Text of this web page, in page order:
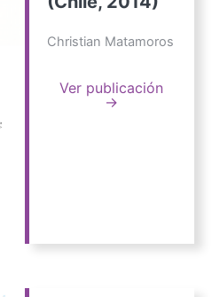
Christian Matamoros
Ver publicación
→